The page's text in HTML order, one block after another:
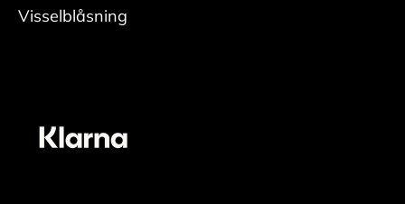
Visselblåsning